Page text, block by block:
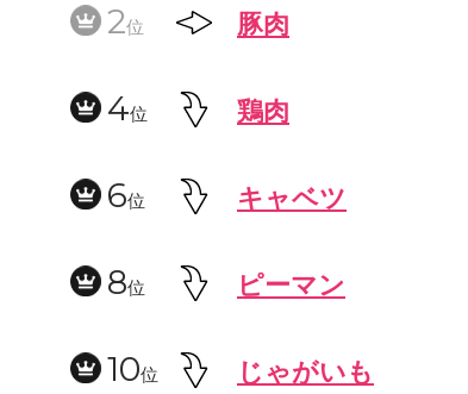
2位 豚肉
4位 鶏肉
6位 キャベツ
8位 ピーマン
10位 じゃがいも